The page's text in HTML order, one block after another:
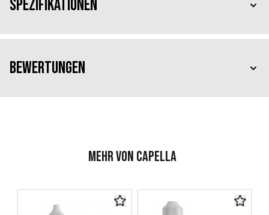
Spezifikationen
Bewertungen
Mehr von Capella